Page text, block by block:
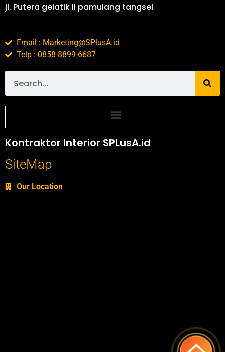
jl. Putera gelatik II pamulang tangsel
Email : Marketing@SPlusA.id
Telp : 0858-8899-6687
Kontraktor Interior SPLusA.id
SiteMap
Our Location